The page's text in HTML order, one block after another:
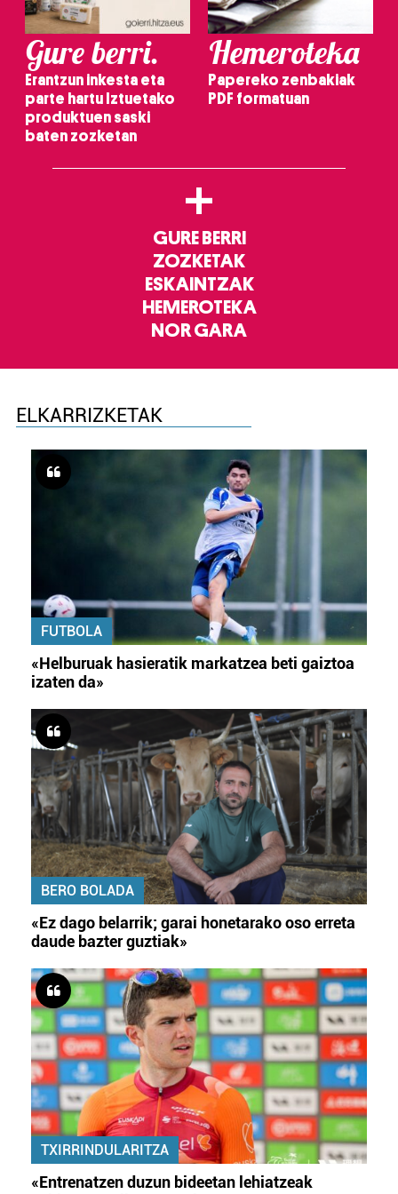
Gure berri.
Erantzun inkesta eta
parte hartu Iztuetako
produktuen saski
baten zozketan
Hemeroteka
Papereko zenbakiak
PDF formatuan
+
GURE BERRI
ZOZKETAK
ESKAINTZAK
HEMEROTEKA
NOR GARA
ELKARRIZKETAK
FUTBOLA
«Helburuak hasieratik markatzea beti gaiztoa
izaten da»
BERO BOLADA
«Ez dago belarrik; garai honetarako oso erreta
daude bazter guztiak»
TXIRRINDULARITZA
«Entrenatzen duzun bideetan lehiatzeak